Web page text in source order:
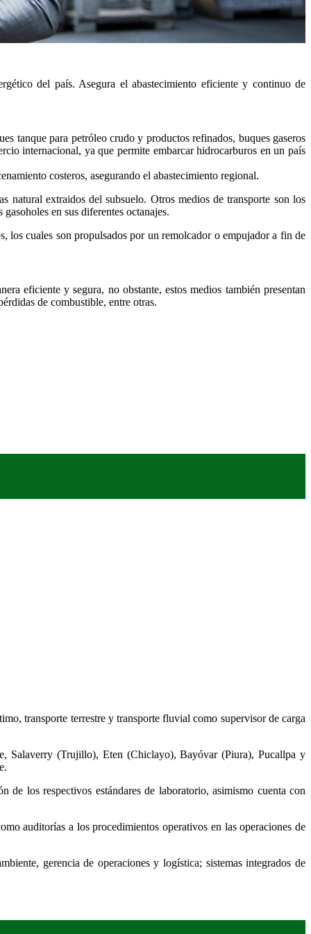
del país. Asegura el abastecimiento eficiente y continuo de
tanque para petróleo crudo y productos refinados, buques gaseros
internacional, ya que permite embarcar hidrocarburos en un país
costeros, asegurando el abastecimiento regional.
natural extraidos del subsuelo. Otros medios de transporte son los
en sus diferentes octanajes.
los cuales son propulsados por un remolcador o empujador a fin de
eficiente y segura, no obstante, estos medios también presentan
de combustible, entre otras.
transporte terrestre y transporte fluvial como supervisor de carga
Salaverry (Trujillo), Eten (Chiclayo), Bayóvar (Piura), Pucallpa y
los respectivos estándares de laboratorio, asimismo cuenta con
auditorías a los procedimientos operativos en las operaciones de
gerencia de operaciones y logística; sistemas integrados de